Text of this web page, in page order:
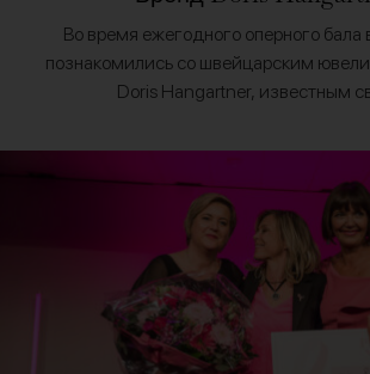
Во время ежегодного оперного
познакомились со швейцарским
Doris Hangartner, известным
солнечную субботу в Цюрихе нас
основатель бренда…